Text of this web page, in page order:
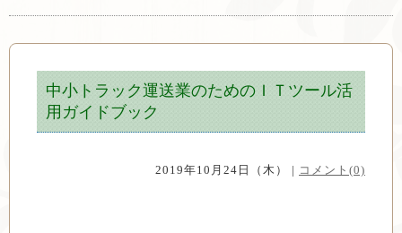
中小トラック運送業のためのＩＴツール活
用ガイドブック
2019年10月24日（木） | コメント(0)